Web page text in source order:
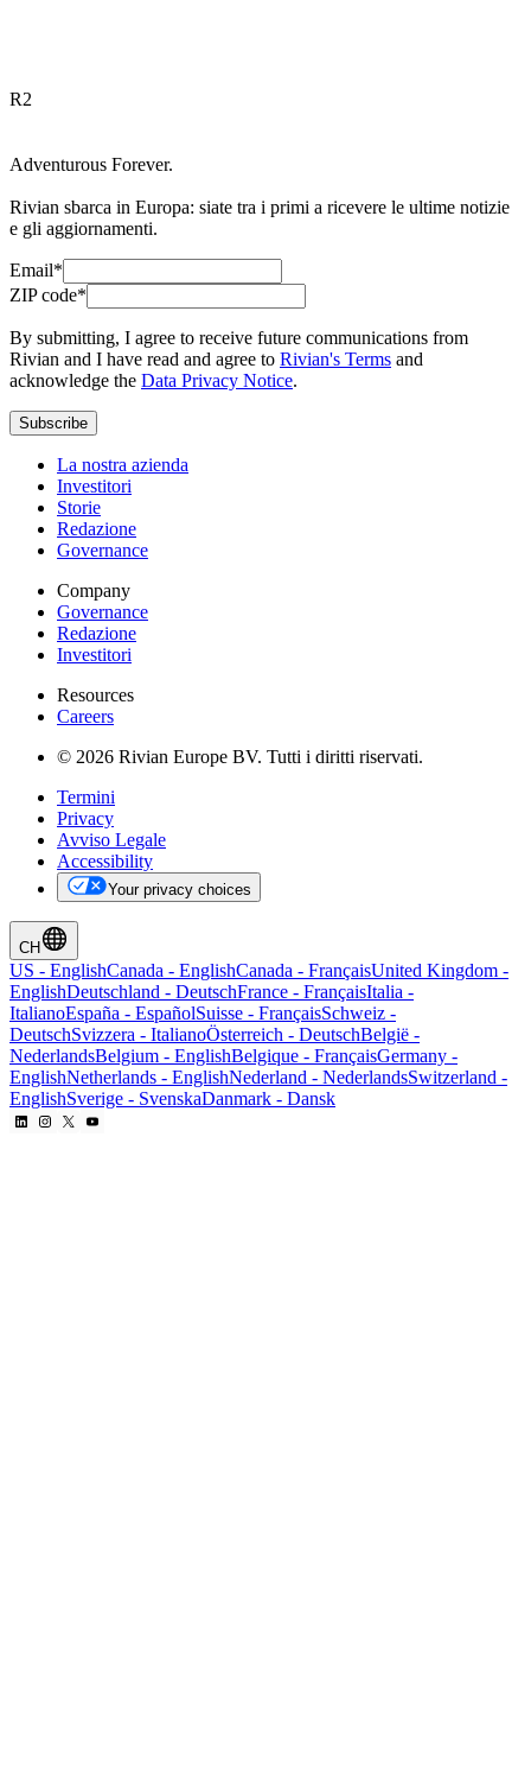
R2
Adventurous Forever.
Rivian sbarca in Europa: siate tra i primi a ricevere le ultime notizie
e gli aggiornamenti.
Email*
ZIP code*
By submitting, I agree to receive future communications from
Rivian and I have read and agree to Rivian's Terms and
acknowledge the Data Privacy Notice.
Subscribe
La nostra azienda
Investitori
Storie
Redazione
Governance
Company
Governance
Redazione
Investitori
Resources
Careers
© 2026 Rivian Europe BV. Tutti i diritti riservati.
Termini
Privacy
Avviso Legale
Accessibility
Your privacy choices
CH
US - EnglishCanada - EnglishCanada - FrançaisUnited Kingdom -
EnglishDeutschland - DeutschFrance - FrançaisItalia -
ItalianoEspaña - EspañolSuisse - FrançaisSchweiz -
DeutschSvizzera - ItalianoÖsterreich - DeutschBelgië -
NederlandsBelgium - EnglishBelgique - FrançaisGermany -
EnglishNetherlands - EnglishNederland - NederlandsSwitzerland -
EnglishSverige - SvenskaDanmark - Dansk